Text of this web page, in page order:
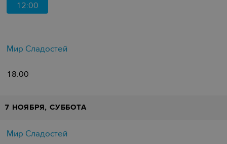
12:00
Мир Сладостей
18:00
7 НОЯБРЯ, СУББОТА
Мир Сладостей